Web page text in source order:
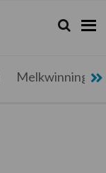
Zoeken...
Zoek
Melkwinning